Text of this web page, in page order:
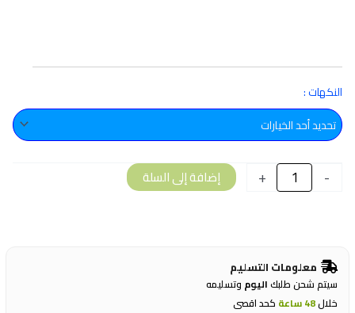
النكهات :
-
R1
Whey
Blend
+ إضافة إلى السلة
معلومات التسليم
سيتم شحن طلبكاليوم وتسليمه
خلال48 ساعة
كحد اقصى